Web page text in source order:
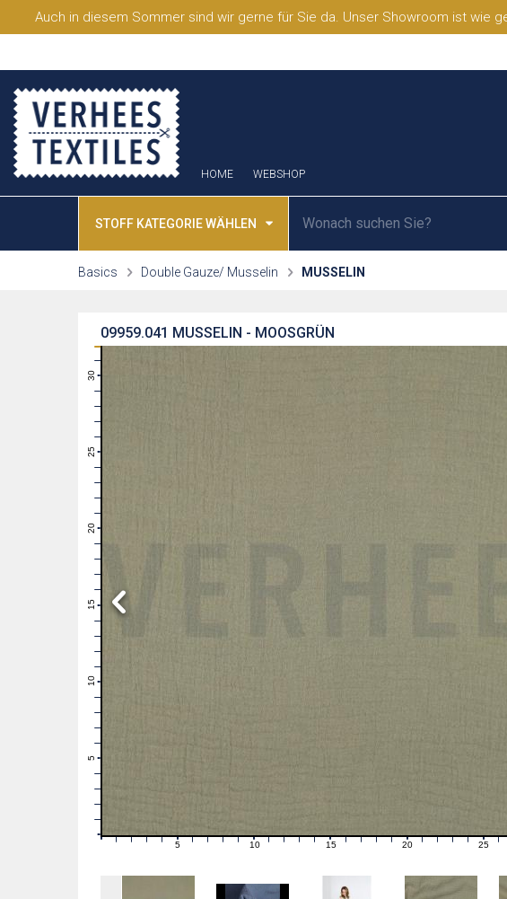
Auch in diesem Sommer sind wir gerne für Sie da. Unser Showroom ist wie
HOME WEBSHOP
STOFF KATEGORIE WÄHLEN
Basics Double Gauze/ Musselin MUSSELIN
MUSSELIN - MOOSGRÜN
09959.041
10
11
12
13
14
15
16
17
18
19
20
21
22
23
24
25
26
27
28
29
30
1 2 3 4 6 7 8 9 11 12 13 14 16 17 18 19 21 22 23 24 26